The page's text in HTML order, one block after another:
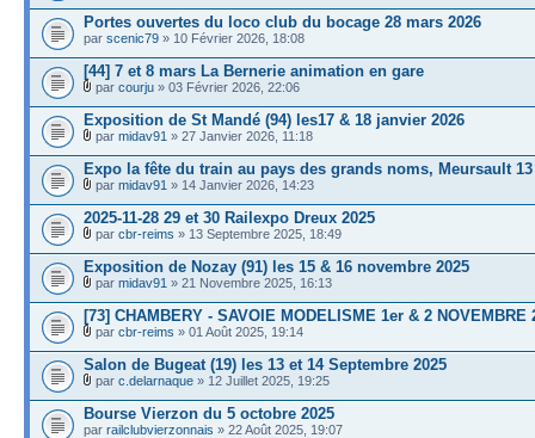
Portes ouvertes du loco club du bocage 28 mars 2026
par scenic79 » 10 Février 2026, 18:08
[44] 7 et 8 mars La Bernerie animation en gare
par courju » 03 Février 2026, 22:06
Exposition de St Mandé (94) les17 & 18 janvier 2026
par midav91 » 27 Janvier 2026, 11:18
Expo la fête du train au pays des grands noms, Meursault 13
par midav91 » 14 Janvier 2026, 14:23
2025-11-28 29 et 30 Railexpo Dreux 2025
par cbr-reims » 13 Septembre 2025, 18:49
Exposition de Nozay (91) les 15 & 16 novembre 2025
par midav91 » 21 Novembre 2025, 16:13
[73] CHAMBERY - SAVOIE MODELISME 1er & 2 NOVEMBRE
par cbr-reims » 01 Août 2025, 19:14
Salon de Bugeat (19) les 13 et 14 Septembre 2025
par c.delarnaque » 12 Juillet 2025, 19:25
Bourse Vierzon du 5 octobre 2025
par railclubvierzonnais » 22 Août 2025, 19:07